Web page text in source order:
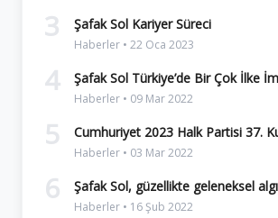
3 Şafak Sol Kariyer Süreci
Haberler • 22 Oca 2023
4 Şafak Sol Türkiye’de Bir Çok İlke
Haberler • 09 Mar 2022
5 Cumhuriyet 2023 Halk Partisi 37.
Haberler • 03 Mar 2022
6 Şafak Sol, güzellikte geleneksel
Haberler • 16 Şub 2022